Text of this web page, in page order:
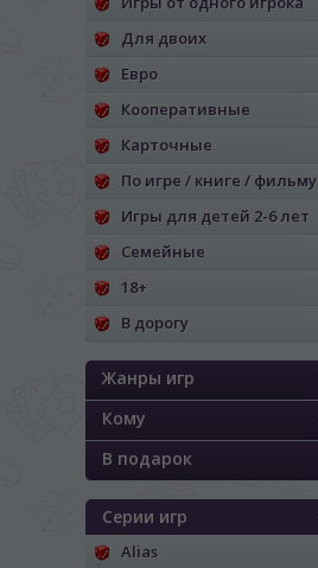
Для двоих
Евро
Кооперативные
Карточные
По игре / книге / фильму
Игры для детей 2-6 лет
Семейные
18+
В дорогу
Жанры игр
Кому
В подарок
Серии игр
Alias